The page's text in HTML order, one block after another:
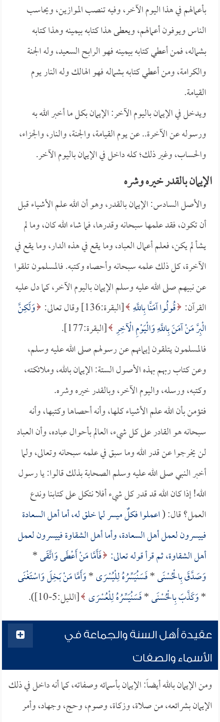
بأعمالهم في هذا اليوم الآخر، وفيه تنصب الموازين، ويحاسب
الناس ويوفون أعمالهم، ويعطى هذا كتابه بيمينه وهذا كتابه
بشماله، فمن أعطي كتابه بيمينه فهو الرابح السعيد، وله الجنة
والكرامة، ومن أعطي كتابه بشماله فهو الهالك وله النار يوم
القيامة.
ويدخل في الإيمان باليوم الآخر: الإيمان بكل ما أخبر الله به
ورسوله عن الآخرة.. عن يوم القيامة، والجنة، والنار، والجزاء،
والحساب، وغير ذلك؛ كله داخل في الإيمان باليوم الآخر.
الإيمان بالقدر خيره وشره
والأصل السادس: الإيمان بالقدر، وهو أن الله علم الأشياء قبل
أن تكون، فقد علمها سبحانه وقدرها، فما شاء الله كان، وما لم
يشأ لم يكن، فعلم أعمال العباد، وما يقع في هذه الدار، وما يقع في
الآخرة، كل ذلك علمه سبحانه وأحصاه وكتبه. فالمسلمون تلقوا
عن نبيهم صلى الله عليه وسلم الإيمان باليوم الآخر، كما دل عليه
القرآن: قُولُوا آمَنَّا بِاللَّهِ [البقرة:136] وقال تعالى:
وَلَكِنَّ
الْبِرَّ مَنْ آمَنَ بِاللَّهِ وَالْيَوْمِ الْآخِرِ [البقرة:177].
فالمسلمون يتلقون إيمانهم عن رسولهم صلى الله عليه وسلم،
وعن كتاب ربهم بهذه الأصول الستة: الإيمان بالله، وملائكته،
وكتبه، ورسله، واليوم الآخر، وبالقدر خيره وشره.
فتؤمن بأن الله علم الأشياء كلها، وأنه أحصاها وكتبها، وأنه
سبحانه هو القادر على كل شيء، العالم بأحوال عباده، وأن العباد
لن يخرجوا عن قدر الله وما سبق في علمه سبحانه وتعالى، ولما
أخبر النبي صلى الله عليه وسلم الصحابة بذلك قالوا: يا رسول
الله! إذا كان الله قد قدر كل شيء أفلا نتكل على كتابنا وندع
العمل؟ قال: (اعملوا فكلٌ ميسر لما خلق له، أما أهل السعادة
فييسرون لعمل أهل السعادة، وأما أهل الشقاوة فييسرون لعمل
أهل الشقاوة، ثم قرأ قوله تعالى: فَأَمَّا مَنْ أَعْطَى وَاتَّقَى*
وَصَدَّقَ بِالْحُسْنَى*فَسَنُيَسِّرُهُ لِلْيُسْرَى*وَأَمَّا مَنْ بَخِلَ وَاسْتَغْنَى
*وَكَذَّبَ بِالْحُسْنَى*فَسَنُيَسِّرُهُ لِلْعُسْرَى [الليل:5-10]).
عقيدة أهل السنة والجماعة في
الأسماء والصفات
ومن الإيمان بالله أيضاً: الإيمان بأسمائه وصفاته، كما أنه داخل في ذلك
الإيمان بشرائعه، من صلاة، وزكاة، وصوم، وحج، وجهاد، وأمر